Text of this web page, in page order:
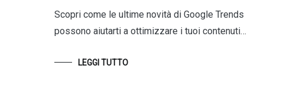
Scopri come le ultime novità di Google Trends
possono aiutarti a ottimizzare i tuoi contenuti…
LEGGI TUTTO